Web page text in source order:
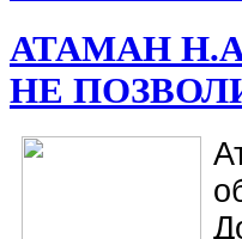
АТАМАН
НЕ